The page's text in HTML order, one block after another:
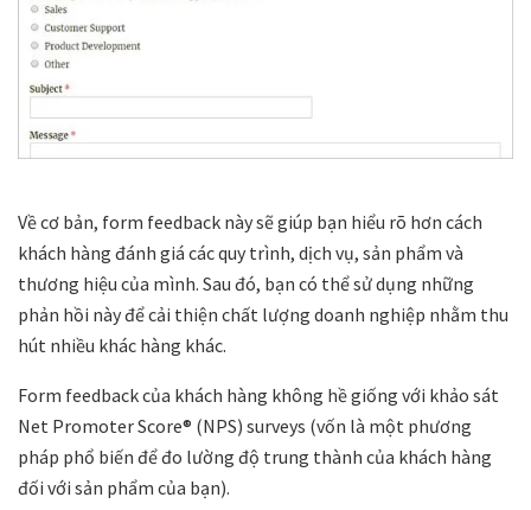
Về cơ bản, form feedback này sẽ giúp bạn hiểu rõ hơn cách
khách hàng đánh giá các quy trình, dịch vụ, sản phẩm và
thương hiệu của mình. Sau đó, bạn có thể sử dụng những
phản hồi này để cải thiện chất lượng doanh nghiệp nhằm thu
hút nhiều khác hàng khác.
Form feedback của khách hàng không hề giống với khảo sát
Net Promoter Score® (NPS) surveys (vốn là một phương
pháp phổ biến để đo lường độ trung thành của khách hàng
đối với sản phẩm của bạn).